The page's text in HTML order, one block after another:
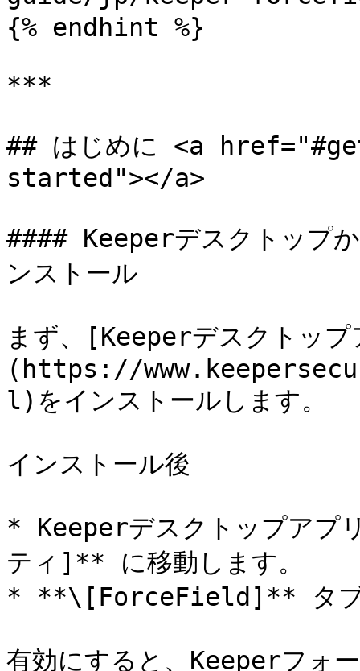
{% endhint %}
***
## はじめに <a
started"></a>
#### Keeperデスクトップ
ンストール
まず、[Keeperデスクトッ
(https://
l)をインストールします。
インストール後
* Keeperデスクトップア
ティ]** に移動します。
* **\[ForceField]** タブか
有効にすると、Keeperフォ